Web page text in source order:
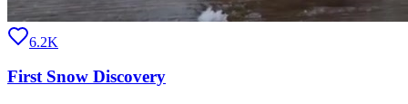
6.2K
First Snow Discovery